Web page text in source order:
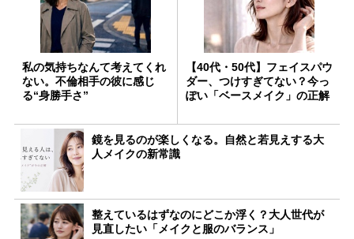
私の気持ちなんて考えてくれ
ない。不倫相手の彼に感じ
る“身勝手さ”
【40代・50代】フェイスパウ
ダー、つけすぎてない？今っ
ぽい「ベースメイク」の正解
鏡を見るのが楽しくなる。自然と若見えする大
人メイクの新常識
整えているはずなのにどこか浮く？大人世代が
見直したい「メイクと服のバランス」